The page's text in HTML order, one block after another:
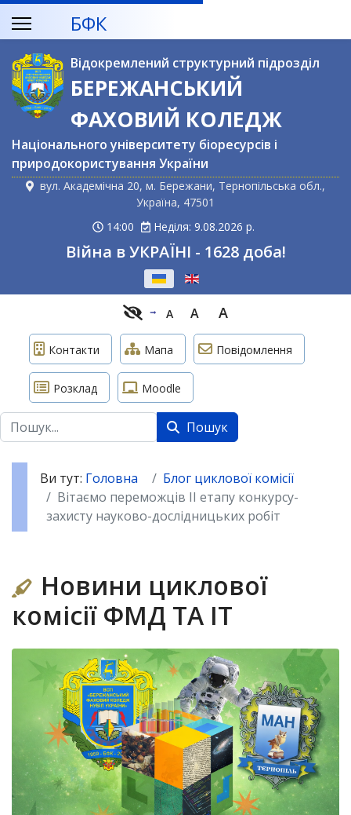
БФК
Відокремлений структурний підрозділ
БЕРЕЖАНСЬКИЙ
ФАХОВИЙ КОЛЕДЖ
Національного університету біоресурсів і
природокористування України
вул. Академічна 20, м. Бережани, Тернопільська обл.,
Україна, 47501
14:00
Неділя: 9.08.2026 р.
Війна в УКРАЇНІ - 1628 доба!
A A A
Контакти Мапа Повідомлення
Розклад Moodle
Пошук Пошук
Ви тут: Головна
Блог циклової комісії
Вітаємо переможців ІІ етапу конкурсу-
захисту науково-дослідницьких робіт
Новини циклової
комісії ФМД ТА ІТ